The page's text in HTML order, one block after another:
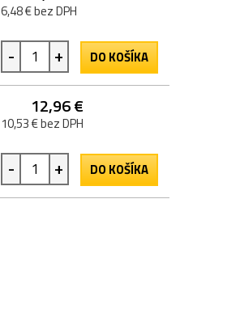
6,48 € bez DPH
- + DO KOŠÍKA
12,96 €
10,53 € bez DPH
- + DO KOŠÍKA